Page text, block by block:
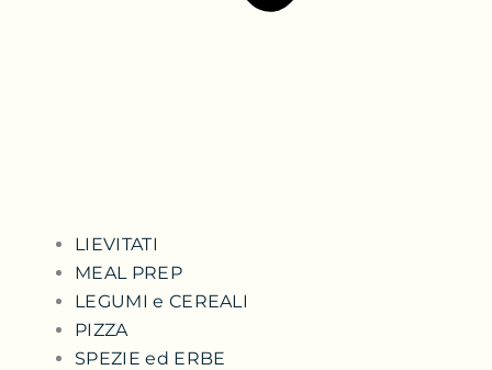
LIEVITATI
MEAL PREP
LEGUMI e CEREALI
PIZZA
SPEZIE ed ERBE